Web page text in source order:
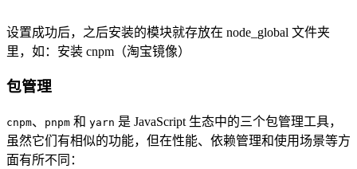
设置成功后，之后安装的模块就存放在 node_global 文件夹
里，如：安装 cnpm（淘宝镜像）
包管理
cnpm、 pnpm 和 yarn 是 JavaScript 生态中的三个包管理工具，
虽然它们有相似的功能，但在性能、依赖管理和使用场景等方
面有所不同：